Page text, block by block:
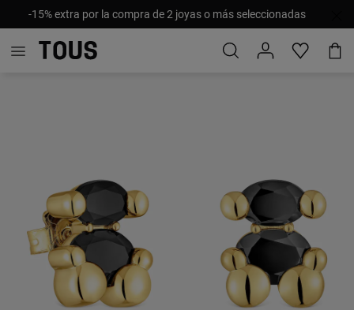
-15% extra por la compra de 2 joyas o más seleccionadas